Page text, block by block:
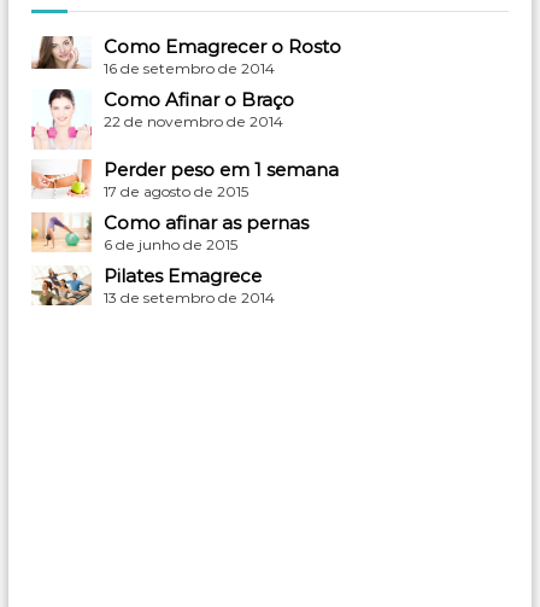
Como Emagrecer o Rosto
16 de setembro de 2014
Como Afinar o Braço
22 de novembro de 2014
Perder peso em 1 semana
17 de agosto de 2015
Como afinar as pernas
6 de junho de 2015
Pilates Emagrece
13 de setembro de 2014